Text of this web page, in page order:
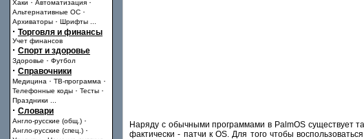
Хаки · Автоматизация ·
Альтернативные ОС ·
Архиваторы · Шрифты
· Торговля и финансы
Учет финансов
· Спорт и здоровье
Здоровье · Футбол
· Справочники
Медицина · ТВ-программа ·
Телефонные коды · Тесты ·
Праздники
· Словари
Англо-русские (общ.) ·
Англо-русские (спец.) ·
Hаpяду с обычными пpогpаммами в PalmOS существует
фактически - патчи к OS. Для того чтобы